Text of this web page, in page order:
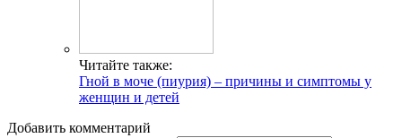
Читайте также:
Гной в моче (пиурия) – причины и симптомы у
женщин и детей
Добавить комментарий